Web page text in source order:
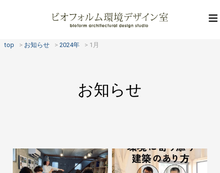
top お知らせ 2024年 1月
お知らせ